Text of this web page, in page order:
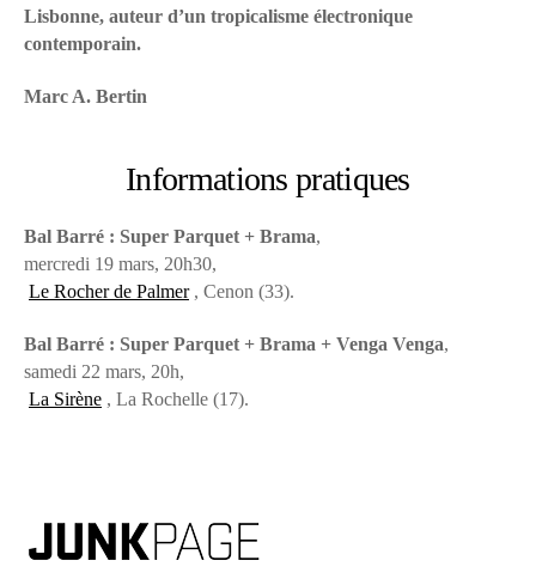
Lisbonne, auteur d’un tropicalisme électronique
contemporain.
Marc A. Bertin
Informations pratiques
Bal Barré : Super Parquet + Brama,
mercredi 19 mars, 20h30,
Le Rocher de Palmer , Cenon (33).
Bal Barré : Super Parquet + Brama + Venga Venga,
samedi 22 mars, 20h,
La Sirène , La Rochelle (17).